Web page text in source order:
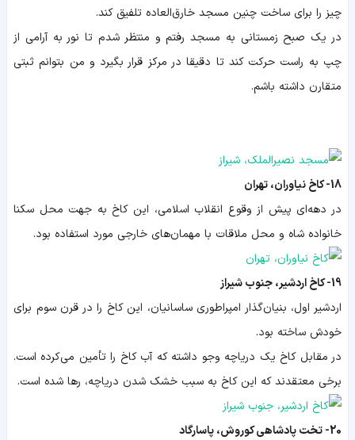
چیز را برای ساخت چنین مسجد خارق‌ا‌لعاده تلفیق کند.
در یک صبح زمستانی به مسجد رفتم و منتظر شدم تا نور به آرامی از
چپ به راست حرکت کند تا دقیقا در مرکز قرار بگیرد و من بتوانم ثبتی
متقارن داشته باشم.
18- کاخ نیاوران، تهران
در دهه‌ای پیش از وقوع انقلاب اسلامی، این کاخ به جهت محل سکنا
خانواده شاه و محل ملاقات با مهمان‌های خارجی مورد استفاده بود.
19- کاخ اردشیر، جنوب شیراز
اردشیر اول، بنیان‌گذار امپراطوری ساسانیان، این کاخ را در قرن سوم برای
خودش ساخته بود.
در مقابل کاخ یک دریاچه وجو داشته که آب کاخ را تأمین می‌کرده است.
برخی معتقدند که این کاخ به سبب خشک شدن دریاچه، رها شده است.
20- تخت پادشاهی کوروش، پاسارگاد